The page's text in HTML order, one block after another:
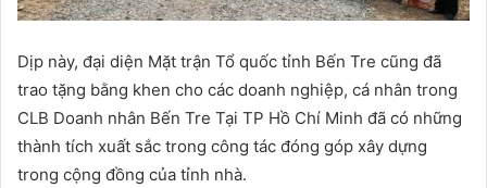
Dịp này, đại diện Mặt trận Tổ quốc tỉnh Bến Tre cũng đã
trao tặng bằng khen cho các doanh nghiệp, cá nhân trong
CLB Doanh nhân Bến Tre Tại TP Hồ Chí Minh đã có những
thành tích xuất sắc trong công tác đóng góp xây dựng
trong cộng đồng của tỉnh nhà.